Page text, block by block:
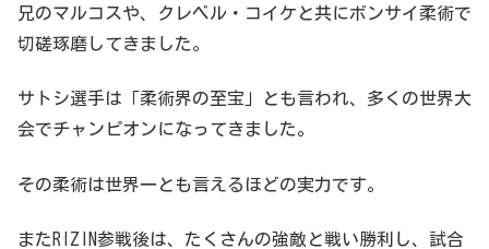
兄のマルコスや、クレベル・コイケと共にボンサイ柔術で
切磋琢磨してきました。
サトシ選手は「柔術界の至宝」とも言われ、多くの世界大
会でチャンピオンになってきました。
その柔術は世界一とも言えるほどの実力です。
またRIZIN参戦後は、たくさんの強敵と戦い勝利し、試合